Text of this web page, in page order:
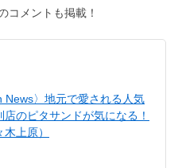
コメントも掲載！
News〉地元で愛される人気
店のピタサンドが気になる！
木上原）